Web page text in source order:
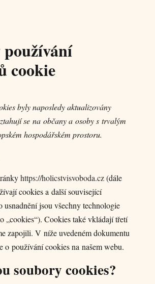
používání
cookie
byly naposledy aktualizovány
se na občany a osoby s trvalým
hospodářském prostoru.
https://holicstvisvoboda.cz(dále
cookies a další související
usnadnění jsou všechny technologie
„cookies“). Cookies také vkládají třetí
zapojili. V níže uvedeném dokumentu
o používání cookies na našem webu.
soubory cookies?